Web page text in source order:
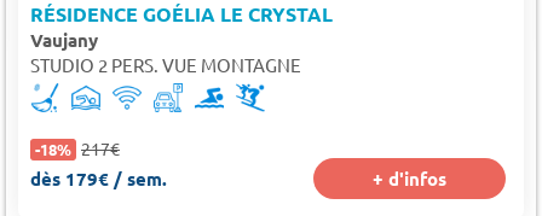
RÉSIDENCE GOÉLIA LE CRYSTAL
Vaujany
STUDIO 2 PERS. VUE MONTAGNE
-18% 217€
dès 179€ / sem. + d'infos